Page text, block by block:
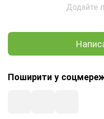
Додайте
Поширити у